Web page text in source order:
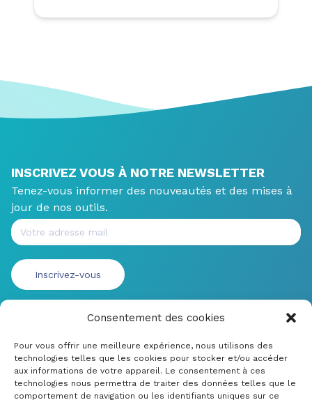
Consentement des cookies
Pour vous offrir une meilleure expérience, nous utilisons des
technologies telles que les cookies pour stocker et/ou accéder
aux informations de votre appareil. Le consentement à ces
technologies nous permettra de traiter des données telles que le
comportement de navigation ou les identifiants uniques sur ce
INSCRIVEZ VOUS À NOTRE NEWSLETTER
Tenez-vous informer des nouveautés et des mises à
jour de nos outils.